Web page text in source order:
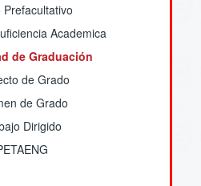
Prefacultativo
Academica
de Graduación
de Grado
de Grado
Dirigido